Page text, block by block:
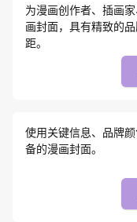
为漫画创作者、插画
画封面，具有精致的
距。
使用关键信息、品牌
备的漫画封面。